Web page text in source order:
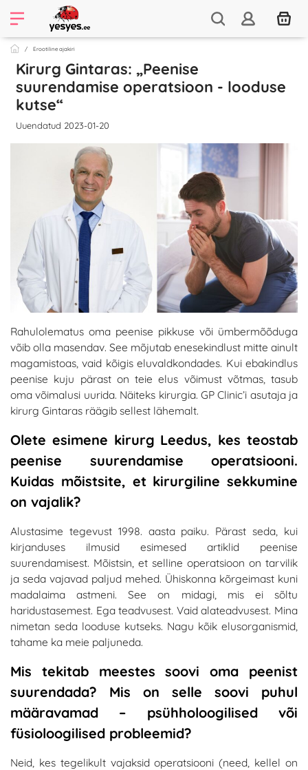
Erootiline ajakiri
Kirurg Gintaras: „Peenise
suurendamise operatsioon - looduse
kutse“
Uuendatud 2023-01-20
Rahulolematus oma peenise pikkuse või ümbermõõduga
võib olla masendav. See mõjutab enesekindlust mitte ainult
magamistoas, vaid kõigis eluvaldkondades. Kui ebakindlus
peenise kuju pärast on teie elus võimust võtmas, tasub
oma võimalusi uurida. Näiteks kirurgia. GP Clinic’i asutaja ja
kirurg Gintaras räägib sellest lähemalt.
Olete esimene kirurg Leedus, kes teostab
peenise suurendamise operatsiooni.
Kuidas mõistsite, et kirurgiline sekkumine
on vajalik?
Alustasime tegevust 1998. aasta paiku. Pärast seda, kui
kirjanduses ilmusid esimesed artiklid peenise
suurendamisest. Mõistsin, et selline operatsioon on tarvilik
ja seda vajavad paljud mehed. Ühiskonna kõrgeimast kuni
madalaima astmeni. See on midagi, mis ei sõltu
haridustasemest. Ega teadvusest. Vaid alateadvusest. Mina
nimetan seda looduse kutseks. Nagu kõik elusorganismid,
tahame ka meie paljuneda.
Mis tekitab meestes soovi oma peenist
suurendada? Mis on selle soovi puhul
määravamad – psühholoogilised või
füsioloogilised probleemid?
Neid, kes tegelikult vajaksid operatsiooni (need, kellel on